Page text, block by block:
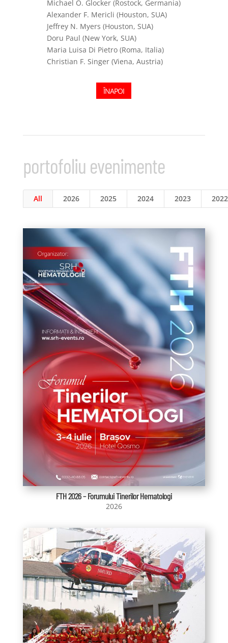
Michael O. Glocker (Rostock, Germania)
Alexander F. Mericli (Houston, SUA)
Jeffrey N. Myers (Houston, SUA)
Doru Paul (New York, SUA)
Maria Luisa Di Pietro (Roma, Italia)
Christian F. Singer (Viena, Austria)
ÎNAPOI
portofoliu evenimente
All 2022
2023
2024
2025
2026
FTH 2026 – Forumului Tinerilor Hematologi
2026